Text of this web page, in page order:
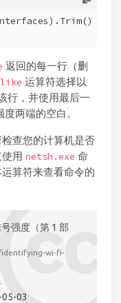
返回的每一行（删
运算符选择以
行，并使用最后一
两端的空白。
查您的计算机是否
用 netsh.exe 命
算符来查看命令的
强度（第 1 部
wi-fi-
03